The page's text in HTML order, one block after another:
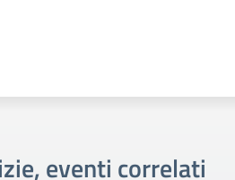
eventi correlati